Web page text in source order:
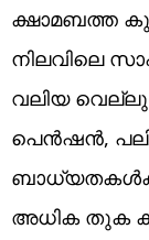
ക്ഷാമബത്ത
നിലവിലെ
വലിയ
പെൻഷൻ,
അധിക തുക